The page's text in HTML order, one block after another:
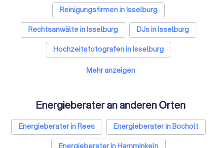
Reinigungsfirmen in Isselburg
Rechtsanwälte in Isselburg
DJs in Isselburg
Hochzeitsfotografen in Isselburg
Solarteure in Isselburg
Maler in Isselburg
Energieberater in Isselburg
Fotografen in Isselburg
Dachdecker in Isselburg
Mehr anzeigen
Energieberater an anderen Orten
Energieberater in Rees
Energieberater in Bocholt